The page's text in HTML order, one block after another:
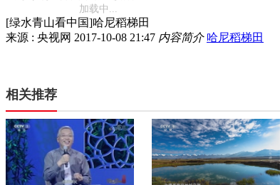
加载中...
[绿水青山看中国]哈尼稻梯田
来源 : 央视网 2017-10-08 21:47 内容简介 哈尼稻梯田
相关推荐